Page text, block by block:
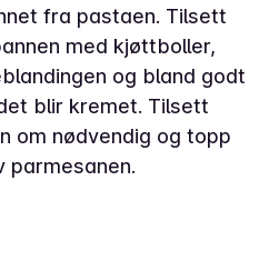
fra pastaen. Tilsett
med kjøttboller,
og bland godt
blir kremet. Tilsett
om nødvendig og topp
parmesanen.